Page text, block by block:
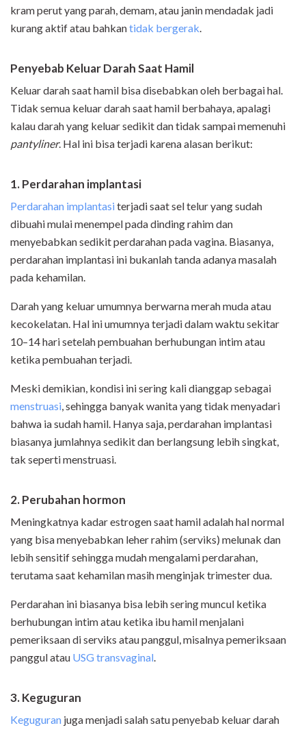
kram perut yang parah, demam, atau janin mendadak jadi
kurang aktif atau bahkantidak bergerak.
Penyebab Keluar Darah Saat Hamil
Keluar darah saat hamil bisa disebabkan oleh berbagai hal.
Tidak semua keluar darah saat hamil berbahaya, apalagi
kalau darah yang keluar sedikit dan tidak sampai memenuhi
pantyliner. Hal ini bisa terjadi karena alasan berikut:
1. Perdarahan implantasi
Perdarahan implantasiterjadi saat sel telur yang sudah
dibuahi mulai menempel pada dinding rahim dan
menyebabkan sedikit perdarahan pada vagina. Biasanya,
perdarahan implantasi ini bukanlah tanda adanya masalah
pada kehamilan.
Darah yang keluar umumnya berwarna merah muda atau
kecokelatan. Hal ini umumnya terjadi dalam waktu sekitar
10–14 hari setelah pembuahan berhubungan intim atau
ketika pembuahan terjadi.
Meski demikian, kondisi ini sering kali dianggap sebagai
menstruasi, sehingga banyak wanita yang tidak menyadari
bahwa ia sudah hamil. Hanya saja, perdarahan implantasi
biasanya jumlahnya sedikit dan berlangsung lebih singkat,
tak seperti menstruasi.
2. Perubahan hormon
Meningkatnya kadar estrogen saat hamil adalah hal normal
yang bisa menyebabkan leher rahim (serviks) melunak dan
lebih sensitif sehingga mudah mengalami perdarahan,
terutama saat kehamilan masih menginjak trimester dua.
Perdarahan ini biasanya bisa lebih sering muncul ketika
berhubungan intim atau ketika ibu hamil menjalani
pemeriksaan di serviks atau panggul, misalnya pemeriksaan
panggul atau USG transvaginal.
3. Keguguran
Keguguran juga menjadi salah satu penyebab keluar darah